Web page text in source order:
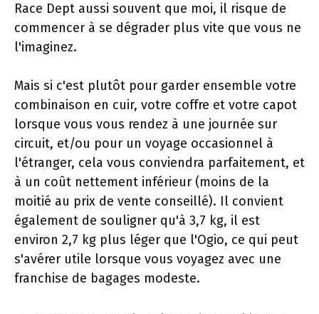
Race Dept aussi souvent que moi, il risque de
commencer à se dégrader plus vite que vous ne
l'imaginez.
Mais si c'est plutôt pour garder ensemble votre
combinaison en cuir, votre coffre et votre capot
lorsque vous vous rendez à une journée sur
circuit, et/ou pour un voyage occasionnel à
l'étranger, cela vous conviendra parfaitement, et
à un coût nettement inférieur (moins de la
moitié au prix de vente conseillé). Il convient
également de souligner qu'à 3,7 kg, il est
environ 2,7 kg plus léger que l'Ogio, ce qui peut
s'avérer utile lorsque vous voyagez avec une
franchise de bagages modeste.